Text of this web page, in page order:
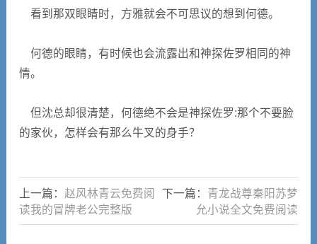
看到那双眼睛时，方雅就会不可思议的想到何德。
何德的眼睛，有时候也会流露出和神探佐罗相同的神
情。
但沈总却很清楚，何德绝不会是神探佐罗:那个不要脸
的家伙，怎样会有那么牛叉的身手？
上一篇： 赵风林青云免费阅
读我的冒牌老公完整版
下一篇： 青龙战尊秦阳苏梦
允小说全文免费阅读